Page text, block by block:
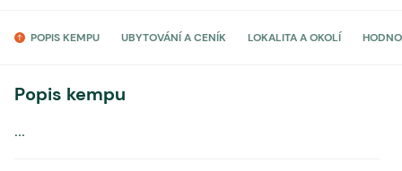
POPIS KEMPU UBYTOVÁNÍ A CENÍK LOKALITA A OKOLÍ
Popis kempu
...